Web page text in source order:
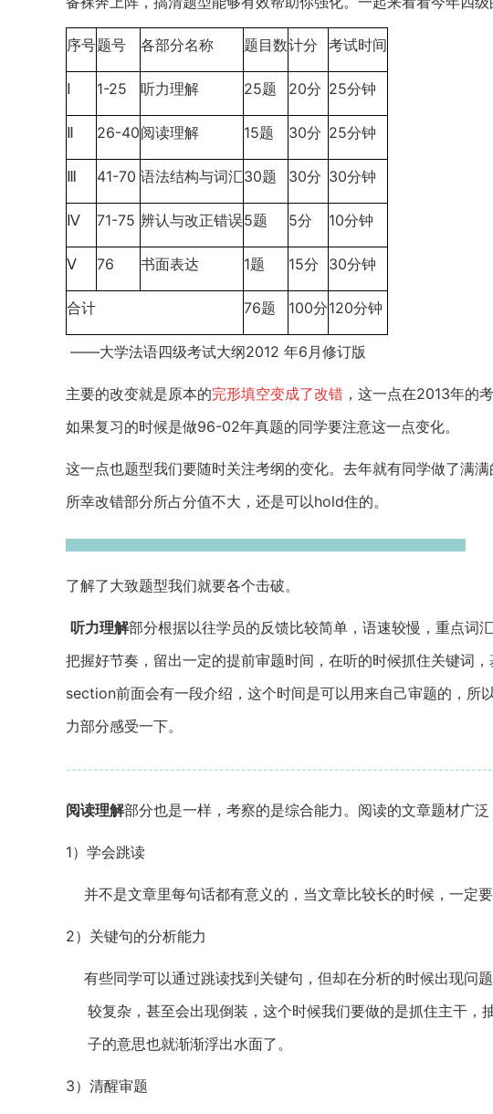
序号题号 各部分名称 题目数计分 考试时间
1-25 听力理解 25题 20分 25分钟
26-40阅读理解 15题 30分 25分钟
41-70 语法结构与词汇30题 30分 30分钟
Ⅳ 71-75 辨认与改正错误5题 5分 10分钟
Ⅴ 76 书面表达 1题 15分 30分钟
合计 76题 100分120分钟
——大学法语四级考试大纲2012 年6月修订版
主要的改变就是原本的完形填空变成了改错 ，这一点在2013年的
如果复习的时候是做96-02年真题的同学要注意这一点变化。
这一点也题型我们要随时关注考纲的变化。去年就有同学做了满
所幸改错部分所占分值不大，还是可以hold住的。
了解了大致题型我们就要各个击破。
听力理解部分根据以往学员的反馈比较简单，语速较慢，重点词
把握好节奏，留出一定的提前审题时间，在听的时候抓住关键词
section前面会有一段介绍，这个时间是可以用来自己审题的，所
力部分感受一下。
阅读理解部分也是一样，考察的是综合能力。阅读的文章题材广
1） 学会跳读
并不是文章里每句话都有意义的，当文章比较长的时候，一定要
2） 关键句的分析能力
有些同学可以通过跳读找到关键句，但却在分析的时候出现问
较复杂，甚至会出现倒装，这个时候我们要做的是抓住主干，
子的意思也就渐渐浮出水面了。
3） 清醒审题